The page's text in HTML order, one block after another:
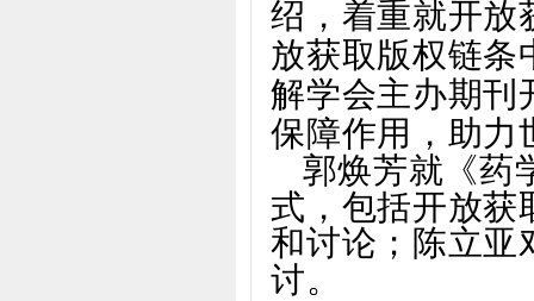
绍，着重就开放
放获取版权链条
解学会主办期刊
保障作用，助力
郭焕芳就《药
式，包括开放获
和讨论；陈立亚
讨。